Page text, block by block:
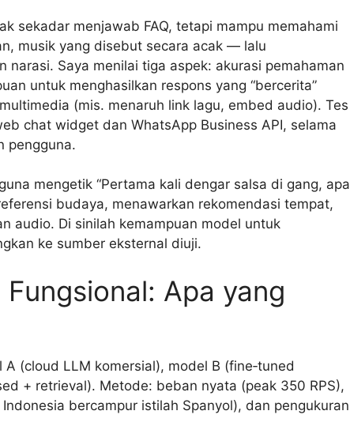
sekadar menjawab FAQ, tetapi mampu memahami
musik yang disebut secara acak — lalu
narasi. Saya menilai tiga aspek: akurasi pemahaman
untuk menghasilkan respons yang “bercerita”
(mis. menaruh link lagu, embed audio). Tes
chat widget dan WhatsApp Business API, selama
pengguna.
mengetik “Pertama kali dengar salsa di gang, apa
budaya, menawarkan rekomendasi tempat,
audio. Di sinilah kemampuan model untuk
ke sumber eksternal diuji.
Apa yang
(cloud LLM komersial), model B (fine‑tuned
+ retrieval). Metode: beban nyata (peak 350 RPS),
bercampur istilah Spanyol), dan pengukuran